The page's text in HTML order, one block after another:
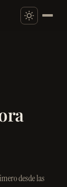
desde las